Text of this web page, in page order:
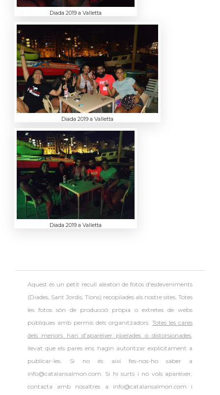
Diada 2019 a Valletta
Diada 2019 a Valletta
Diada 2019 a Valletta
Aquest és un petit recull aleatori defotos d'esdeveniments
(Diades, Sant Jordis, Tions) recopilades als nostre sites. Totes
les fotos són de producció pròpia o extretes de webs
públiques amb permís dels organitzadors.Totes les cares
dels menors han d'aparèixer pixelades o distorsionades,
llevat que els pares ens hagin autoritzar explícitament a
publicar-les. Si no és així fes-nos-ho saber a
info@catalansalmon.com. Si hi surts i no vols aparèixer,
contacta amb nosaltres a info@catalansalmon.com i